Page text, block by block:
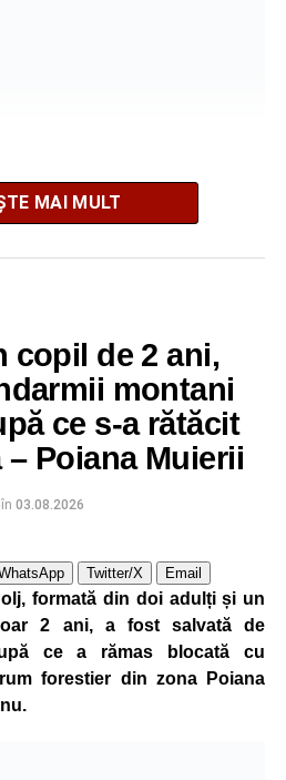
participat peste 200 de cadre
Printre participanți s-au aflat
cu experiență, inspectori
consilieri școlari, educatori și
aproape toate disciplinele din
în școală
a pornit de la convingerea că
de una dintre cele mai
profesorilor. Provocarea nu
unor contexte în care
validate și transformate în
MAI MULT
copil de 2 ani,
montani
ce s-a rătăcit
Poiana Muierii
în 03.08.2026
Twitter/X Email
formată din doi adulți și un
2 ani, a fost salvată de
ce a rămas blocată cu
forestier din zona Poiana